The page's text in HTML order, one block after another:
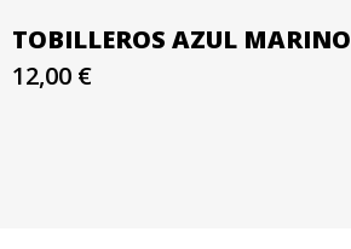
TOBILLEROS AZUL MARINO
12,00 €